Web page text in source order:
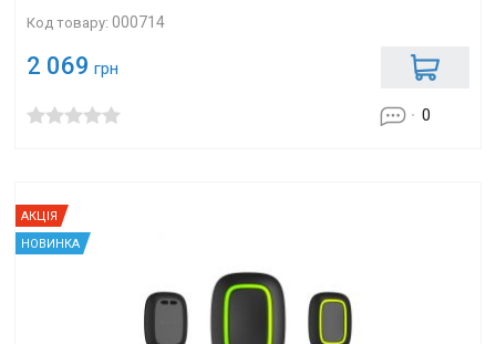
Код товару:000714
2 069 грн
0
АКЦІЯ
НОВИНКА